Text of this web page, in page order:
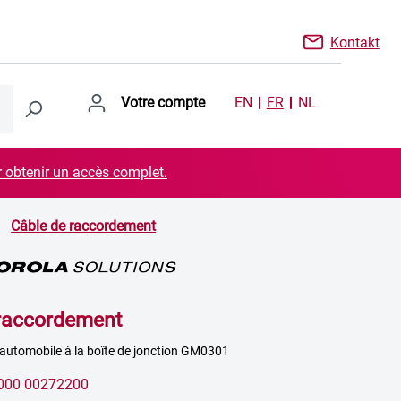
Kontakt
Votre compte EN FR NL
un accès complet.
Câble de raccordement
à la boîte de jonction GM0301
00272200